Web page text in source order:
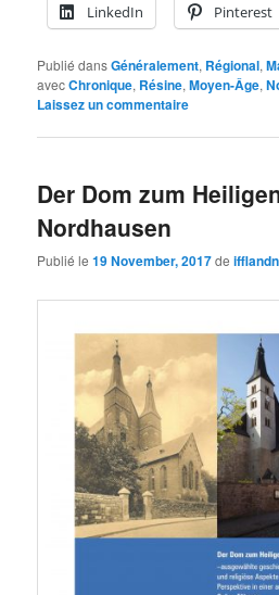
LinkedIn Pinterest
Publié dansGénéralement, Régional,
avecChronique, Résine,Moyen-Âge,
Laissez un commentaire
Der Dom zum
Nordhausen
Publié le19 November, 2017de